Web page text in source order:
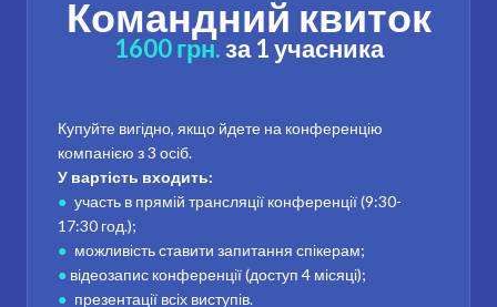
Командний квиток
1600 грн.за 1 учасника
Купуйте вигідно, якщо йдете на конференцію
компанією з 3 осіб.
У вартість входить:
● участь в прямій трансляції конференції (9:30-
17:30 год.);
● можливість ставити запитання спікерам;
● відеозапис конференції (доступ 4 місяці);
● презентації всіх виступів.